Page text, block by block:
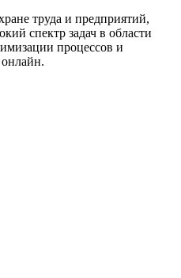
труда и предприятий,
спектр задач в области
процессов и